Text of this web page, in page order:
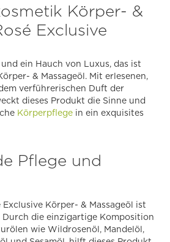
Körper- &
Exclusive
ein Hauch von Luxus, das ist
& Massageöl. Mit erlesenen,
verführerischen Duft der
dieses Produkt die Sinne und
Körperpflege in ein exquisites
Pflege und
Körper- & Massageöl ist
die einzigartige Komposition
wie Wildrosenöl, Mandelöl,